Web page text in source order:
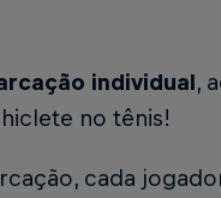
individual,
no tênis!
cada